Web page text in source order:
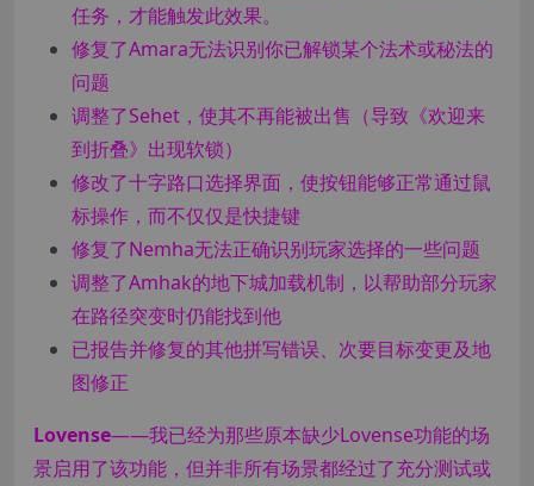
任务，才能触发此效果。
修复了Amara无法识别你已解锁某个法术或秘法的
问题
调整了Sehet，使其不再能被出售（导致《欢迎来
到折叠》出现软锁）
修改了十字路口选择界面，使按钮能够正常通过鼠
标操作，而不仅仅是快捷键
修复了Nemha无法正确识别玩家选择的一些问题
调整了Amhak的地下城加载机制，以帮助部分玩家
在路径突变时仍能找到他
已报告并修复的其他拼写错误、次要目标变更及地
图修正
Lovense——我已经为那些原本缺少Lovense功能的场
景启用了该功能，但并非所有场景都经过了充分测试或